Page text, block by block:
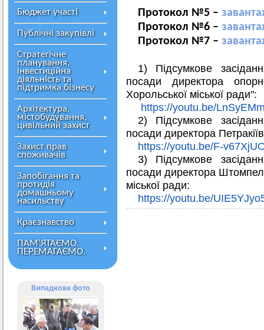
Бюджет участі
Публічні закупівлі
Стратегічне
планування,
інвестиційна
діяльність та
підтримка бізнесу
Архітектура,
містобудування,
цивільний захист
Захист прав
споживачів
Запобігання та
протидія
домашньому
насильству
Краєзнавство
ПАМ’ЯТАЄМО.
ПЕРЕМАГАЄМО.
Випадкове фото
Протокол №5 –
Протокол №6 –
Протокол №7 –
1) Підсумкове
посади директора
Хорольської міської ради":
https://youtu.be/
2) Підсумкове
посади директора
https://youtu.be/F-
3) Підсумкове
посади директора
міської ради:
https://youtu.be/